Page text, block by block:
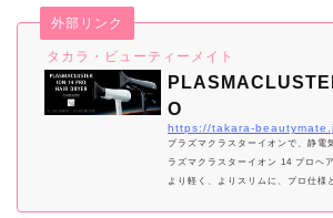
タカラ・ビューティーメイト
外部リンク
O
プラズマクラスターイオンで、静電
ラズマクラスターイオン 14 プロヘ
より軽く、よりスリムに、プロ仕様